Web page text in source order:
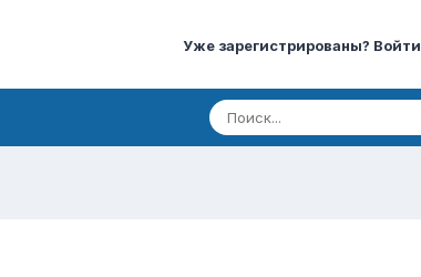
Уже зарегистрированы? Войти